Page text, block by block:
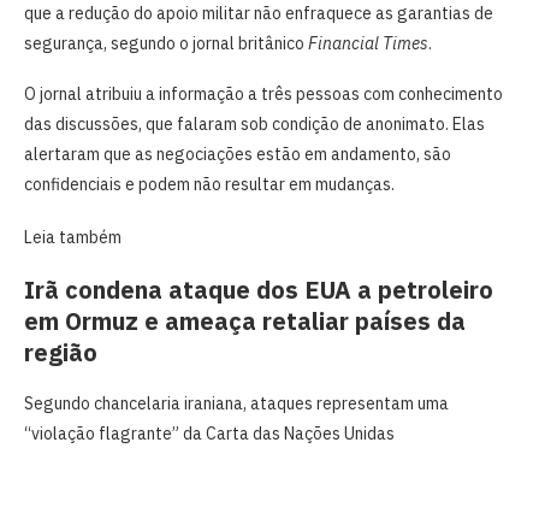
que a redução do apoio militar não enfraquece as garantias de
segurança, segundo o jornal britânico Financial Times.
O jornal atribuiu a informação a três pessoas com conhecimento
das discussões, que falaram sob condição de anonimato. Elas
alertaram que as negociações estão em andamento, são
confidenciais e podem não resultar em mudanças.
Leia também
Irã condena ataque dos EUA a petroleiro
em Ormuz e ameaça retaliar países da
região
Segundo chancelaria iraniana, ataques representam uma
“violação flagrante” da Carta das Nações Unidas